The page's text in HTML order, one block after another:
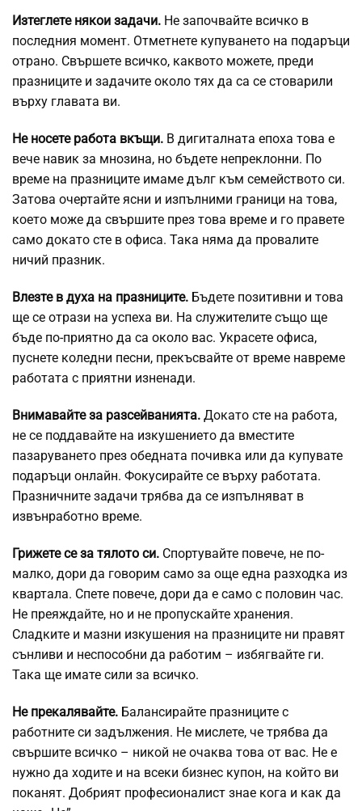
Изтеглете някои задачи. Не започвайте всичко в
последния момент. Отметнете купуването на подаръци
отрано. Свършете всичко, каквото можете, преди
празниците и задачите около тях да са се стоварили
върху главата ви.
Не носете работа вкъщи. В дигиталната епоха това е
вече навик за мнозина, но бъдете непреклонни. По
време на празниците имаме дълг към семейството си.
Затова очертайте ясни и изпълними граници на това,
което може да свършите през това време и го правете
само докато сте в офиса. Така няма да провалите
ничий празник.
Влезте в духа на празниците. Бъдете позитивни и това
ще се отрази на успеха ви. На служителите също ще
бъде по-приятно да са около вас. Украсете офиса,
пуснете коледни песни, прекъсвайте от време навреме
работата с приятни изненади.
Внимавайте за разсейванията. Докато сте на работа,
не се поддавайте на изкушението да вместите
пазаруването през обедната почивка или да купувате
подаръци онлайн. Фокусирайте се върху работата.
Празничните задачи трябва да се изпълняват в
извънработно време.
Грижете се за тялото си. Спортувайте повече, не по-
малко, дори да говорим само за още една разходка из
квартала. Спете повече, дори да е само с половин час.
Не преяждайте, но и не пропускайте хранения.
Сладките и мазни изкушения на празниците ни правят
сънливи и неспособни да работим – избягвайте ги.
Така ще имате сили за всичко.
Не прекалявайте. Балансирайте празниците с
работните си задължения. Не мислете, че трябва да
свършите всичко – никой не очаква това от вас. Не е
нужно да ходите и на всеки бизнес купон, на който ви
поканят. Добрият професионалист знае кога и как да